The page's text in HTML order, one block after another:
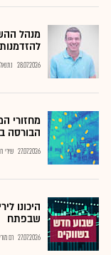
מנהל
להזדמנות
28.07.2026
מחזורי
הבורסה
27.07.2026 שירי
היכונו
שבפתח
27.07.2026 רם מורי